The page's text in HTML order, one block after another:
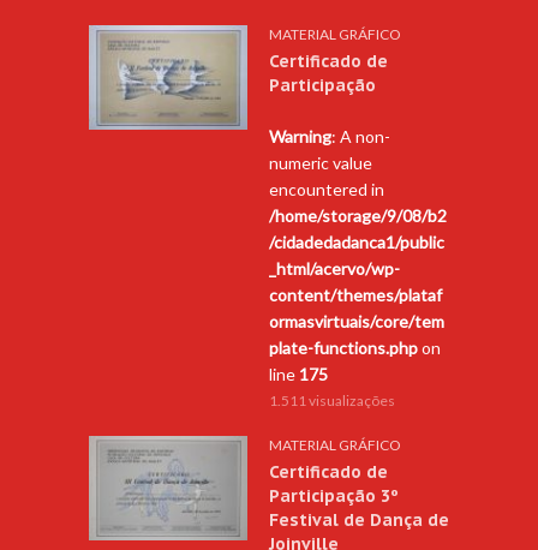
MATERIAL GRÁFICO
Certificado de
Participação
Warning: A non-
numeric value
encountered in
/home/storage/9/08/b2
/cidadedadanca1/public
_html/acervo/wp-
content/themes/plataf
ormasvirtuais/core/tem
plate-functions.phpon
line 175
1.511 visualizações
MATERIAL GRÁFICO
Certificado de
Participação 3º
Festival de Dança de
Joinville